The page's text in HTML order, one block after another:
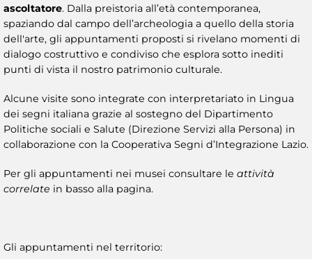
ascoltatore. Dalla preistoria all’età contemporanea,
spaziando dal campo dell’archeologia a quello della storia
dell'arte, gli appuntamenti proposti si rivelano momenti di
dialogo costruttivo e condiviso che esplora sotto inediti
punti di vista il nostro patrimonio culturale.
Alcune visite sono integrate con interpretariato in Lingua
dei segni italiana grazie al sostegno del Dipartimento
Politiche sociali e Salute (Direzione Servizi alla Persona) in
collaborazione con la Cooperativa Segni d’Integrazione Lazio.
Per gli appuntamenti nei musei consultare le attività
correlate in basso alla pagina.
Gli appuntamenti nel territorio: